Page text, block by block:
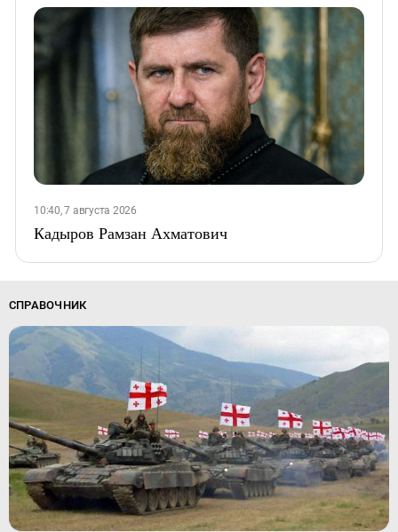
10:40, 7 августа 2026
Кадыров Рамзан Ахматович
СПРАВОЧНИК